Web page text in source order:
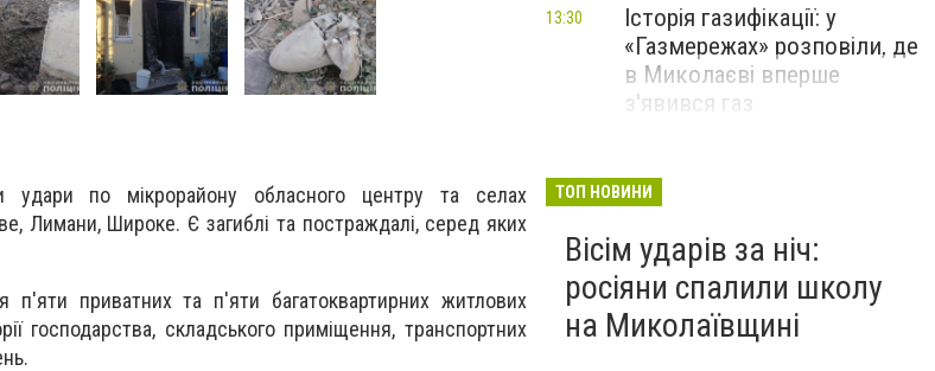
удари по мікрорайону обласного центру та селах
Лимани, Широке. Є загиблі та постраждалі, серед яких
п'яти приватних та п'яти багатоквартирних житлових
господарства, складського приміщення, транспортних
Історія газифікації: у
«Газмережах» розповіли, де
в Миколаєві вперше
з'явився газ
13:30
Миколаєві 2026: шукаємо
перезавантаження
ПАРТНЕРСЬКИЙ СПЕЦПРОЄКТ
ТОП НОВИНИ
Вісім ударів за ніч:
росіяни спалили школу
на Миколаївщині